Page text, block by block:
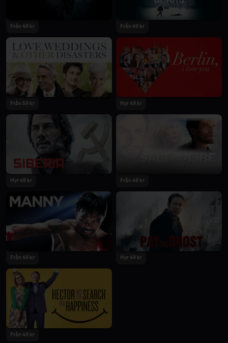
Från 49 kr Från 49 kr
Från 59 kr Hyr 49 kr
Hyr 49 kr Från 49 kr
Från 49 kr Hyr 49 kr
Från 49 kr